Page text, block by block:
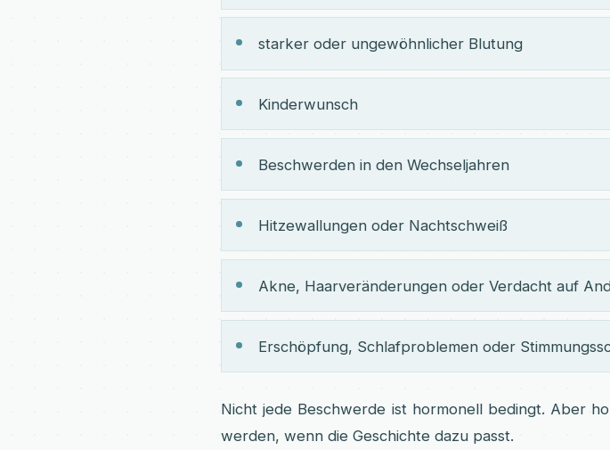
starker oder ungewöhnlicher Blutung
Kinderwunsch
Beschwerden in den Wechseljahren
Hitzewallungen oder Nachtschweiß
Akne, Haarveränderungen oder Verdacht auf
Erschöpfung, Schlafproblemen oder
Nicht jede Beschwerde ist hormonell bedingt. Aber
werden, wenn die Geschichte dazu passt.